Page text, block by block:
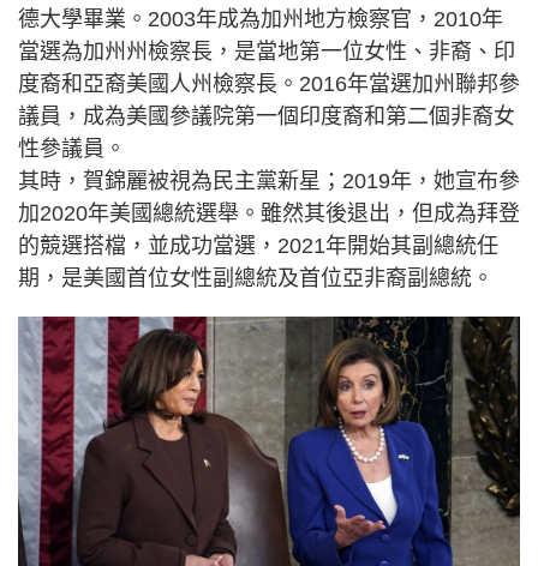
德大學畢業。2003年成為加州地方檢察官，2010年
當選為加州州檢察長，是當地第一位女性、非裔、印
度裔和亞裔美國人州檢察長。2016年當選加州聯邦參
議員，成為美國參議院第一個印度裔和第二個非裔女
性參議員。
其時，賀錦麗被視為民主黨新星；2019年，她宣布參
加2020年美國總統選舉。雖然其後退出，但成為拜登
的競選搭檔，並成功當選，2021年開始其副總統任
期，是美國首位女性副總統及首位亞非裔副總統。